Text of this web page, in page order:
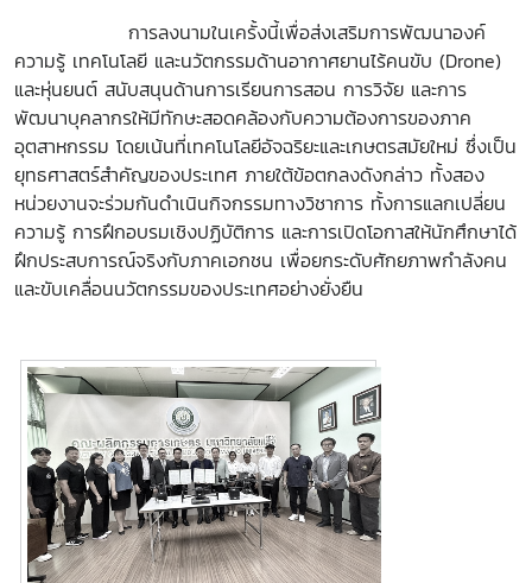
การลงนามในเครั้งนี้เพื่อส่งเสริมการพัฒนาองค์
ความรู้ เทคโนโลยี และนวัตกรรมด้านอากาศยานไร้คนขับ (Drone)
และหุ่นยนต์ สนับสนุนด้านการเรียนการสอน การวิจัย และการ
พัฒนาบุคลากรให้มีทักษะสอดคล้องกับความต้องการของภาค
อุตสาหกรรม โดยเน้นที่เทคโนโลยีอัจฉริยะและเกษตรสมัยใหม่ ซึ่งเป็น
ยุทธศาสตร์สำคัญของประเทศ ภายใต้ข้อตกลงดังกล่าว ทั้งสอง
หน่วยงานจะร่วมกันดำเนินกิจกรรมทางวิชาการ ทั้งการแลกเปลี่ยน
ความรู้ การฝึกอบรมเชิงปฏิบัติการ และการเปิดโอกาสให้นักศึกษาได้
ฝึกประสบการณ์จริงกับภาคเอกชน เพื่อยกระดับศักยภาพกำลังคน
และขับเคลื่อนนวัตกรรมของประเทศอย่างยั่งยืน